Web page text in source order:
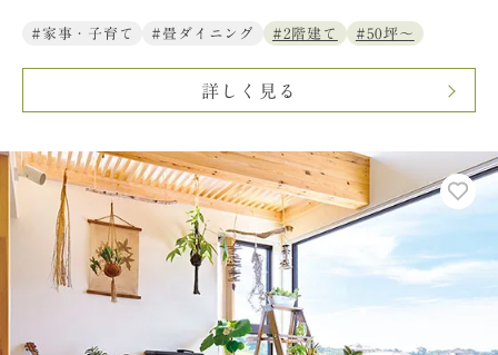
#家事・子育て #畳ダイニング #2階建て #50坪〜
詳しく見る